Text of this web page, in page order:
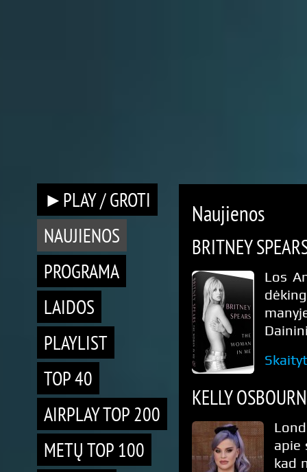
►PLAY / GROTI
NAUJIENOS
PROGRAMA
LAIDOS
PLAYLIST
TOP 40
AIRPLAY TOP 200
METŲ TOP 100
Naujienos
BRITNEY
Los
KELLY
apie
kad